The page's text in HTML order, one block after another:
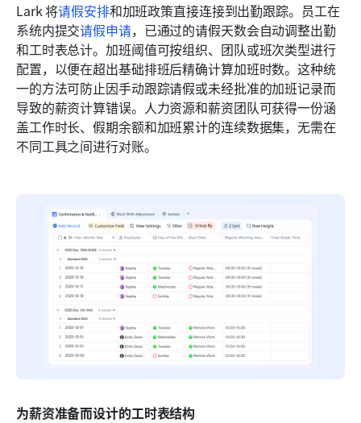
Lark 将请假安排和加班政策直接连接到出勤跟踪。员工在
系统内提交请假申请，已通过的请假天数会自动调整出勤
和工时表总计。加班阈值可按组织、团队或班次类型进行
配置，以便在超出基础排班后精确计算加班时数。这种统
一的方法可防止因手动跟踪请假或未经批准的加班记录而
导致的薪资计算错误。人力资源和薪资团队可获得一份涵
盖工作时长、假期余额和加班累计的连续数据集，无需在
不同工具之间进行对账。
为薪资准备而设计的工时表结构